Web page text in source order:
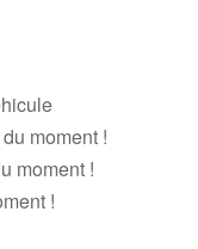
moment !
moment !
!